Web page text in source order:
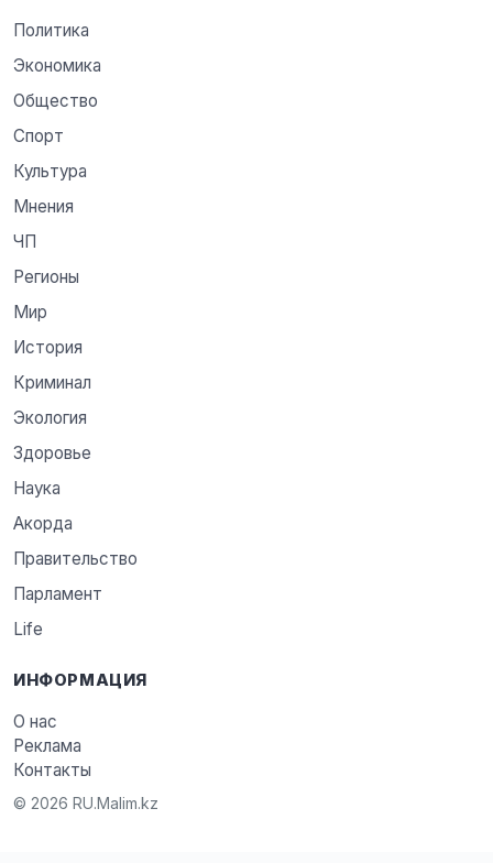
Политика
Экономика
Общество
Спорт
Культура
Мнения
ЧП
Регионы
Мир
История
Криминал
Экология
Здоровье
Наука
Акорда
Правительство
Парламент
Life
ИНФОРМАЦИЯ
О нас
Реклама
Контакты
© 2026 RU.Malim.kz